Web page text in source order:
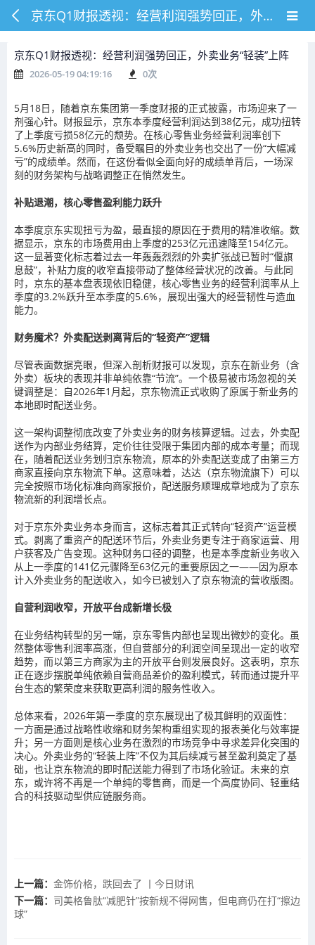
京东Q1财报透视：经营利润强势回正，外卖业务“轻装”上阵
京东Q1财报透视：经营利润强势回正，外卖业务“轻装”上阵
2026-05-19 04:19:16 0次
5月18日，随着京东集团第一季度财报的正式披露，市场迎来了一
剂强心针。财报显示，京东本季度经营利润达到38亿元，成功扭转
了上季度亏损58亿元的颓势。在核心零售业务经营利润率创下
5.6%历史新高的同时，备受瞩目的外卖业务也交出了一份“大幅减
亏”的成绩单。然而，在这份看似全面向好的成绩单背后，一场深
刻的财务架构与战略调整正在悄然发生。
补贴退潮，核心零售盈利能力跃升
本季度京东实现扭亏为盈，最直接的原因在于费用的精准收缩。数
据显示，京东的市场费用由上季度的253亿元迅速降至154亿元。
这一显著变化标志着过去一年轰轰烈烈的外卖扩张战已暂时“偃旗
息鼓”，补贴力度的收窄直接带动了整体经营状况的改善。与此同
时，京东的基本盘表现依旧稳健，核心零售业务的经营利润率从上
季度的3.2%跃升至本季度的5.6%，展现出强大的经营韧性与造血
能力。
财务魔术？外卖配送剥离背后的“轻资产”逻辑
尽管表面数据亮眼，但深入剖析财报可以发现，京东在新业务（含
外卖）板块的表现并非单纯依靠“节流”。一个极易被市场忽视的关
键调整是：自2026年1月起，京东物流正式收购了原属于新业务的
本地即时配送业务。
这一架构调整彻底改变了外卖业务的财务核算逻辑。过去，外卖配
送作为内部业务结算，定价往往受限于集团内部的成本考量；而现
在，随着配送业务划归京东物流，原本的外卖配送变成了由第三方
商家直接向京东物流下单。这意味着，达达（京东物流旗下）可以
完全按照市场化标准向商家报价，配送服务顺理成章地成为了京东
物流新的利润增长点。
对于京东外卖业务本身而言，这标志着其正式转向“轻资产”运营模
式。剥离了重资产的配送环节后，外卖业务更专注于商家运营、用
户获客及广告变现。这种财务口径的调整，也是本季度新业务收入
从上一季度的141亿元骤降至63亿元的重要原因之一——因为原本
计入外卖业务的配送收入，如今已被划入了京东物流的营收版图。
自营利润收窄，开放平台成新增长极
在业务结构转型的另一端，京东零售内部也呈现出微妙的变化。虽
然整体零售利润率高涨，但自营部分的利润空间呈现出一定的收窄
趋势，而以第三方商家为主的开放平台则发展良好。这表明，京东
正在逐步摆脱单纯依赖自营商品差价的盈利模式，转而通过提升平
台生态的繁荣度来获取更高利润的服务性收入。
总体来看，2026年第一季度的京东展现出了极其鲜明的双面性：
一方面是通过战略性收缩和财务架构重组实现的报表美化与效率提
升；另一方面则是核心业务在激烈的市场竞争中寻求差异化突围的
决心。外卖业务的“轻装上阵”不仅为其后续减亏甚至盈利奠定了基
础，也让京东物流的即时配送能力得到了市场化验证。未来的京
东，或许将不再是一个单纯的零售商，而是一个高度协同、轻重结
合的科技驱动型供应链服务商。
上一篇： 金饰价格，跌回去了 丨今日财讯
下一篇： 司美格鲁肽“减肥针”按新规不得网售，但电商仍在打“擦边
球”